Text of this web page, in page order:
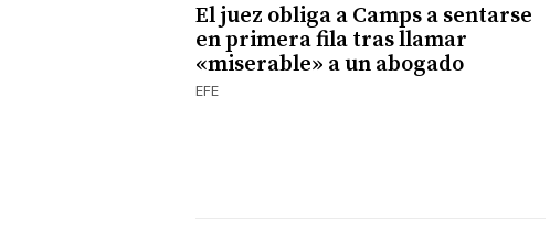
El juez obliga a Camps a sentarse
en primera fila tras llamar
«miserable» a un abogado
EFE